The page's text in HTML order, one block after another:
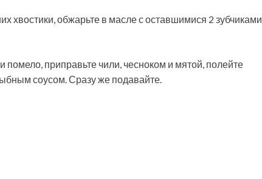
хвостики, обжарьте в масле с оставшимися 2 зубчиками
приправьте чили, чесноком и мятой, полейте
соусом. Сразу же подавайте.